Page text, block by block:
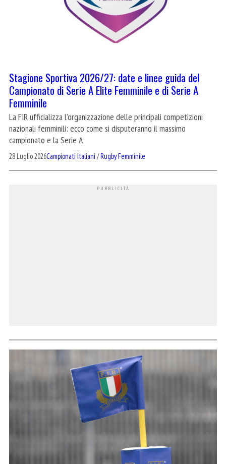
Stagione Sportiva 2026/27: date e linee guida del
Campionato di Serie A Elite Femminile e di Serie A
Femminile
La FIR ufficializza l’organizzazione delle principali competizioni
nazionali femminili: ecco come si disputeranno il massimo
campionato e la Serie A
28 Luglio 2026Campionati Italiani /Rugby Femminile